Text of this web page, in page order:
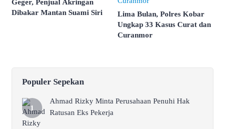
Geger, Penjual Akringan
Dibakar Mantan Suami Siri
Lima Bulan, Polres Kobar
Ungkap 33 Kasus Curat dan
Curanmor
Populer Sepekan
Ahmad Rizky Minta Perusahaan Penuhi Hak
Ratusan Eks Pekerja